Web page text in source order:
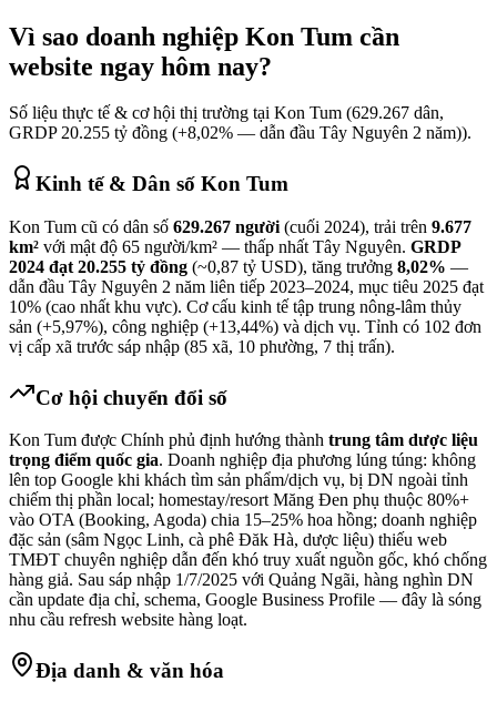
Vì sao doanh nghiệp Kon Tum cần
website ngay hôm nay?
Số liệu thực tế & cơ hội thị trường tại Kon Tum (629.267 dân,
GRDP20.255 tỷ đồng (+8,02% — dẫn đầu Tây Nguyên 2 năm)).
Kinh tế & Dân số Kon Tum
Kon Tum cũ có dân số 629.267 người (cuối 2024), trải trên 9.677
km² với mật độ 65 người/km² — thấp nhất Tây Nguyên. GRDP
2024 đạt 20.255 tỷ đồng (~0,87 tỷ USD), tăng trưởng 8,02% —
dẫn đầu Tây Nguyên 2 năm liên tiếp 2023–2024, mục tiêu 2025 đạt
10% (cao nhất khu vực). Cơ cấu kinh tế tập trung nông-lâm thủy
sản (+5,97%), công nghiệp (+13,44%) và dịch vụ. Tỉnh có 102 đơn
vị cấp xã trước sáp nhập (85 xã, 10 phường, 7 thị trấn).
Cơ hội chuyển đổi số
Kon Tum được Chính phủ định hướng thành trung tâm dược liệu
trọng điểm quốc gia. Doanh nghiệp địa phương lúng túng: không
lên top Google khi khách tìm sản phẩm/dịch vụ, bị DN ngoài tỉnh
chiếm thị phần local; homestay/resort Măng Đen phụ thuộc 80%+
vào OTA (Booking, Agoda) chia 15–25% hoa hồng; doanh nghiệp
đặc sản (sâm Ngọc Linh, cà phê Đăk Hà, dược liệu) thiếu web
TMĐT chuyên nghiệp dẫn đến khó truy xuất nguồn gốc, khó chống
hàng giả. Sau sáp nhập 1/7/2025 với Quảng Ngãi, hàng nghìn DN
cần update địa chỉ, schema, Google Business Profile — đây là sóng
nhu cầu refresh website hàng loạt.
Địa danh & văn hóa